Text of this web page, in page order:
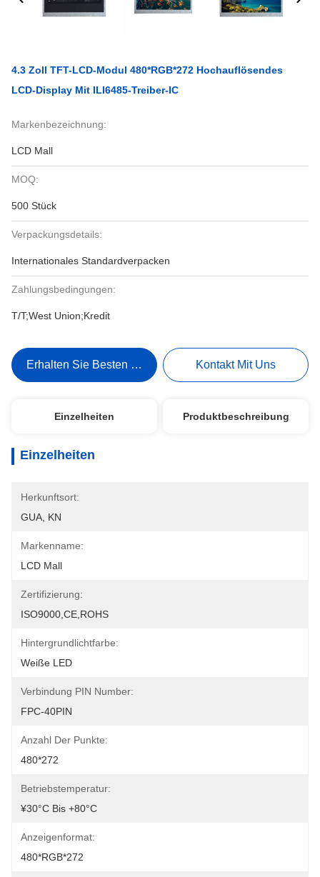
4.3 Zoll TFT-LCD-Modul 480*RGB*272 Hochauflösendes
LCD-Display Mit ILI6485-Treiber-IC
Markenbezeichnung:
LCD Mall
MOQ:
500 Stück
Verpackungsdetails:
Internationales Standardverpacken
Zahlungsbedingungen:
T/T;West Union;Kredit
Erhalten Sie Besten Preis Kontakt Mit Uns
Einzelheiten Produktbeschreibung
Einzelheiten
Herkunftsort:
GUA, KN
Markenname:
LCD Mall
Zertifizierung:
ISO9000,CE,ROHS
Hintergrundlichtfarbe:
Weiße LED
Verbindung PIN Number:
FPC-40PIN
Anzahl Der Punkte:
480*272
Betriebstemperatur:
¥30°C Bis +80°C
Anzeigenformat:
480*RGB*272